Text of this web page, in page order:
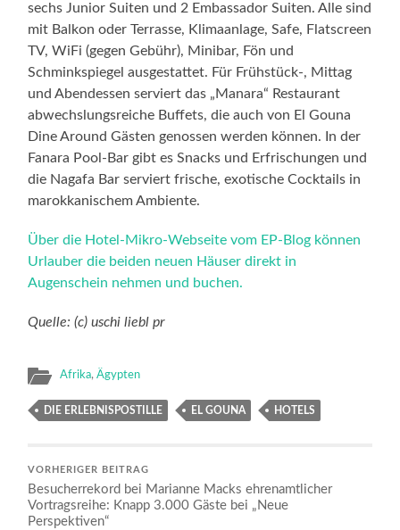
sechs Junior Suiten und 2 Embassador Suiten. Alle sind
mit Balkon oder Terrasse, Klimaanlage, Safe, Flatscreen
TV, WiFi (gegen Gebühr), Minibar, Fön und
Schminkspiegel ausgestattet. Für Frühstück-, Mittag
und Abendessen serviert das „Manara“ Restaurant
abwechslungsreiche Buffets, die auch von El Gouna
Dine Around Gästen genossen werden können. In der
Fanara Pool-Bar gibt es Snacks und Erfrischungen und
die Nagafa Bar serviert frische, exotische Cocktails in
marokkanischem Ambiente.
Über die Hotel-Mikro-Webseite vom EP-Blog können
Urlauber die beiden neuen Häuser direkt in
Augenschein nehmen und buchen.
Quelle: (c) uschi liebl pr
Afrika,Ägypten
DIE ERLEBNISPOSTILLE EL GOUNA HOTELS
VORHERIGER BEITRAG
Besucherrekord bei Marianne Macks ehrenamtlicher
Vortragsreihe: Knapp 3.000 Gäste bei „Neue
Perspektiven“